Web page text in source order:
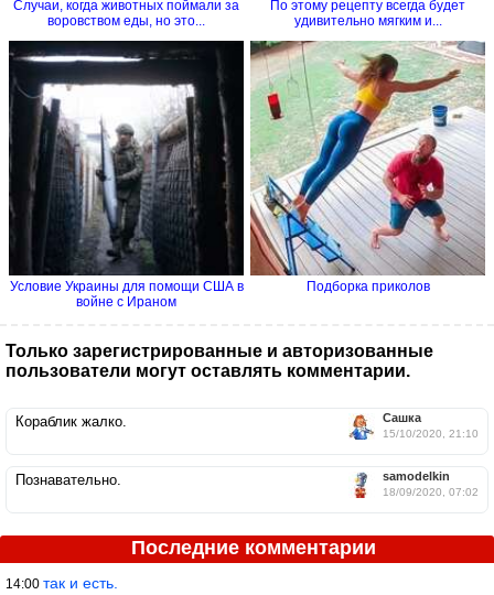
Случаи, когда животных поймали за
воровством еды, но это...
По этому рецепту всегда будет
удивительно мягким и...
Условие Украины для помощи США в
войне с Ираном
Подборка приколов
Только зарегистрированные и авторизованные
пользователи могут оставлять комментарии.
Сашка
15/10/2020, 21:10
Кораблик жалко.
samodelkin
18/09/2020, 07:02
Познавательно.
Последние комментарии
14:00 так и есть.